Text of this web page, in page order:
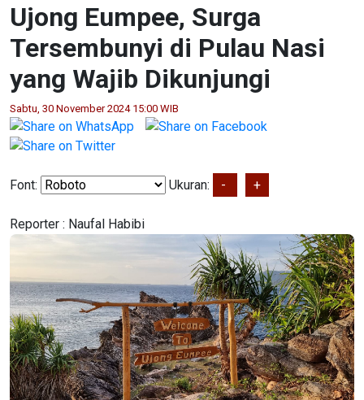
Ujong Eumpee, Surga
Tersembunyi di Pulau Nasi
yang Wajib Dikunjungi
Sabtu, 30 November 2024 15:00 WIB
Font: Ukuran: - +
Reporter : Naufal Habibi